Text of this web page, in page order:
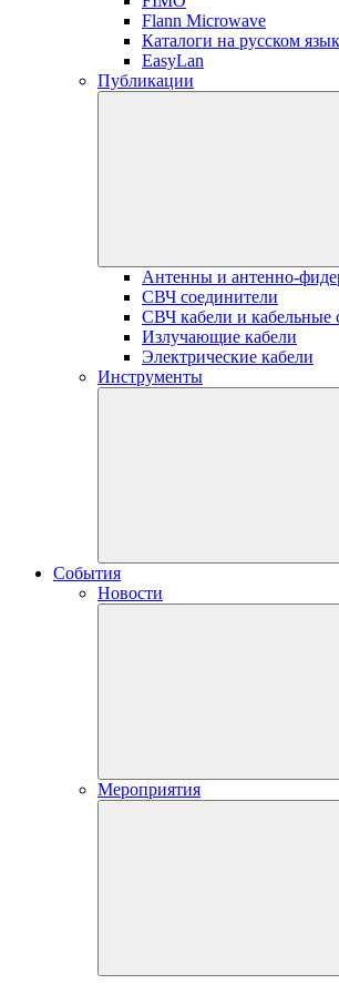
Flann Microwave
Каталоги на русском
EasyLan
Публикации
Антенны и антенно-
СВЧ соединители
СВЧ кабели и кабельные
Излучающие кабели
Электрические кабели
Инструменты
События
Новости
Мероприятия